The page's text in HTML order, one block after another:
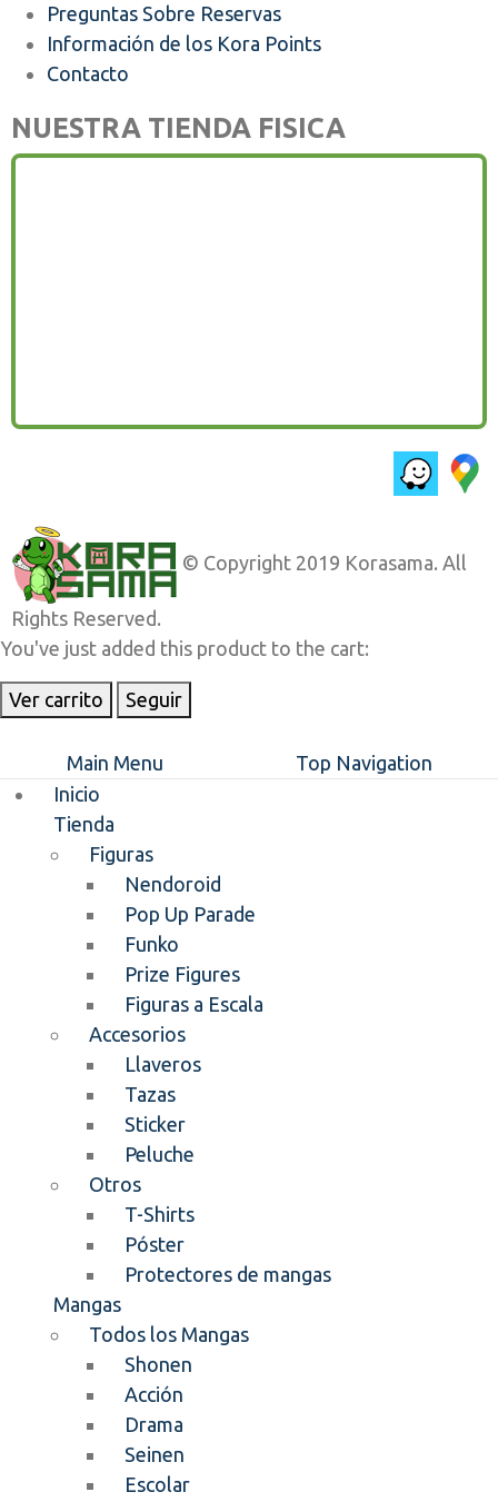
Preguntas Sobre Reservas
Información de los Kora Points
Contacto
NUESTRA TIENDA FISICA
© Copyright 2019 Korasama. All
Rights Reserved.
You've just added this product to the cart:
Ver carrito Seguir
Main Menu
Top Navigation
Inicio
Tienda
Figuras
Nendoroid
Pop Up Parade
Funko
Prize Figures
Figuras a Escala
Accesorios
Llaveros
Tazas
Sticker
Peluche
Otros
T-Shirts
Póster
Protectores de mangas
Mangas
Todos los Mangas
Shonen
Acción
Drama
Seinen
Escolar